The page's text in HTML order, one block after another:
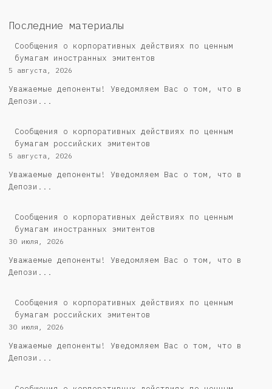
Последние материалы
Сообщения о корпоративных действиях по ценным
бумагам иностранных эмитентов
5 августа, 2026
Уважаемые депоненты! Уведомляем Вас о том, что в
Депози...
Cообщения о корпоративных действиях по ценным
бумагам российских эмитентов
5 августа, 2026
Уважаемые депоненты! Уведомляем Вас о том, что в
Депози...
Сообщения о корпоративных действиях по ценным
бумагам иностранных эмитентов
30 июля, 2026
Уважаемые депоненты! Уведомляем Вас о том, что в
Депози...
Cообщения о корпоративных действиях по ценным
бумагам российских эмитентов
30 июля, 2026
Уважаемые депоненты! Уведомляем Вас о том, что в
Депози...